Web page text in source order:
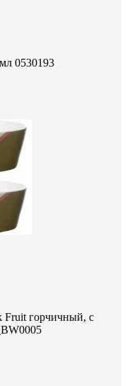
0530193
Fruit горчичный, с